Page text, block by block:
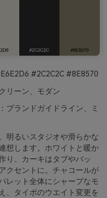
#2C2C2C #8E8570
リーン、モダン
ブランドガイドライン、ミ
明るいスタジオや滑らかな
想します。ホワイトと暖か
り、カーキはタブやバッ
クセントに。チャコールが
レット全体にシャープなモ
、タイポのウエイト変更を